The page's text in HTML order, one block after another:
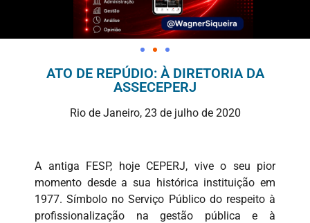
ATO DE REPÚDIO: À DIRETORIA DA
ASSECEPERJ
Rio de Janeiro, 23 de julho de 2020
A antiga FESP, hoje CEPERJ, vive o seu pior
momento desde a sua histórica instituição em
1977. Símbolo no Serviço Público do respeito à
profissionalização na gestão pública e à